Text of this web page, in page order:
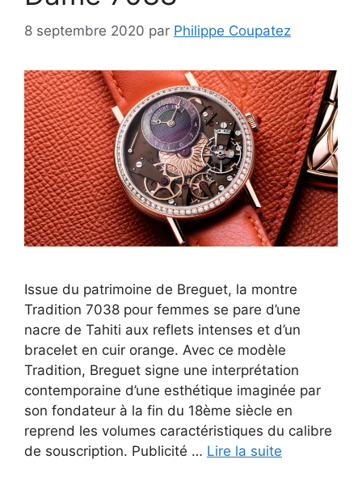
8 septembre 2020 par Philippe Coupatez
Issue du patrimoine de Breguet, la montre
Tradition 7038 pour femmes se pare d’une
nacre de Tahiti aux reflets intenses et d’un
bracelet en cuir orange. Avec ce modèle
Tradition, Breguet signe une interprétation
contemporaine d’une esthétique imaginée par
son fondateur à la fin du 18ème siècle en
reprend les volumes caractéristiques du calibre
de souscription. Publicité … Lire la suite